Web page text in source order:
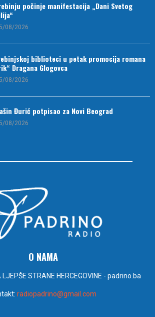
počinje manifestacija „Dani Svetog
08/2026
biblioteci u petak promocija romana
Dragana Glogovca
08/2026
Đurić potpisao za Novi Beograd
08/2026
O NAMA
STRANE HERCEGOVINE - padrino.ba
radiopadrino@gmail.com